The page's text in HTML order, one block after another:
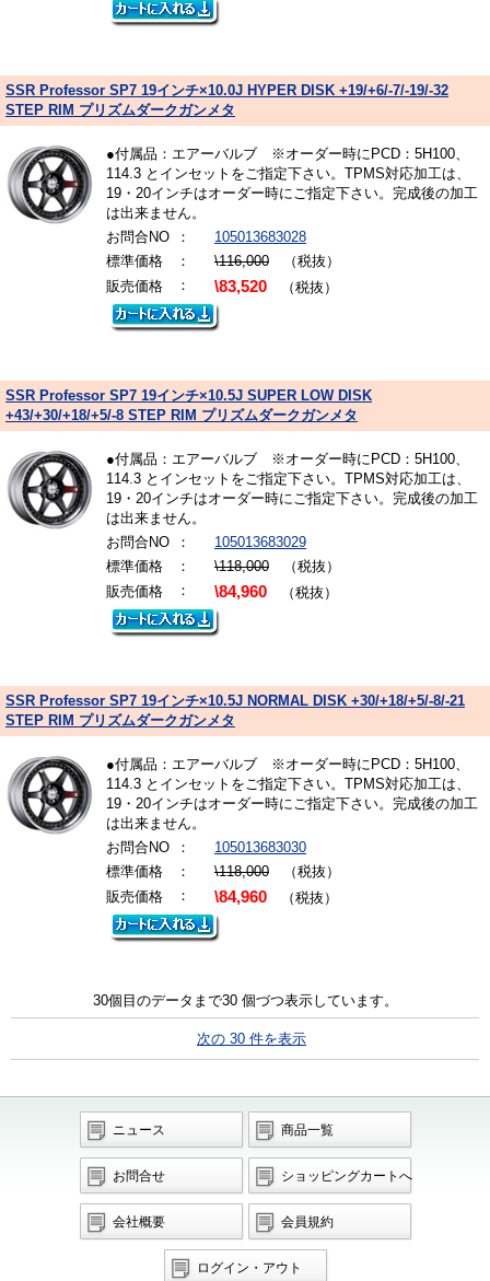
SSR Professor SP7 19インチ×10.0J HYPER DISK +19/+6/-7/-19/-32
STEP RIM プリズムダークガンメタ
●付属品：エアーバルブ ※オーダー時にPCD：5H100、
114.3 とインセットをご指定下さい。TPMS対応加工は、
19・20インチはオーダー時にご指定下さい。完成後の加工
は出来ません。
お問合NO
：
105013683028
標準価格
： \116,000 （税抜）
販売価格
： \83,520 （税抜）
SSR Professor SP7 19インチ×10.5J SUPER LOW DISK
+43/+30/+18/+5/-8 STEP RIM プリズムダークガンメタ
●付属品：エアーバルブ ※オーダー時にPCD：5H100、
114.3 とインセットをご指定下さい。TPMS対応加工は、
19・20インチはオーダー時にご指定下さい。完成後の加工
は出来ません。
お問合NO
：
105013683029
標準価格
： \118,000 （税抜）
販売価格
： \84,960 （税抜）
SSR Professor SP7 19インチ×10.5J NORMAL DISK +30/+18/+5/-8/-21
STEP RIM プリズムダークガンメタ
●付属品：エアーバルブ ※オーダー時にPCD：5H100、
114.3 とインセットをご指定下さい。TPMS対応加工は、
19・20インチはオーダー時にご指定下さい。完成後の加工
は出来ません。
お問合NO
：
105013683030
標準価格
： \118,000 （税抜）
販売価格
： \84,960 （税抜）
30個目のデータまで30 個づつ表示しています。
次の 30 件を表示
ニュース 商品一覧
お問合せ ショッピングカートへ
会社概要 会員規約
ログイン・アウト